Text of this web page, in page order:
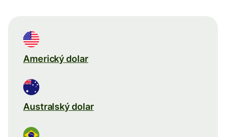
Americký dolar
Australský dolar